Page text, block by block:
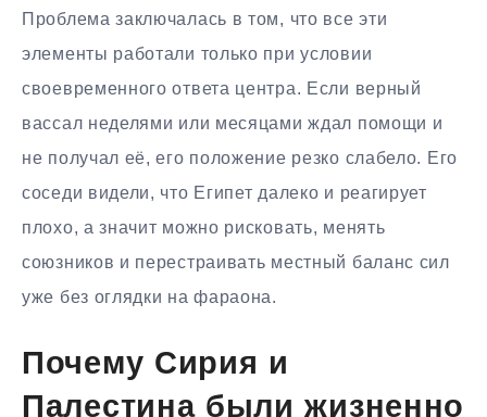
Проблема заключалась в том, что все эти
элементы работали только при условии
своевременного ответа центра. Если верный
вассал неделями или месяцами ждал помощи и
не получал её, его положение резко слабело. Его
соседи видели, что Египет далеко и реагирует
плохо, а значит можно рисковать, менять
союзников и перестраивать местный баланс сил
уже без оглядки на фараона.
Почему Сирия и
Палестина были жизненно